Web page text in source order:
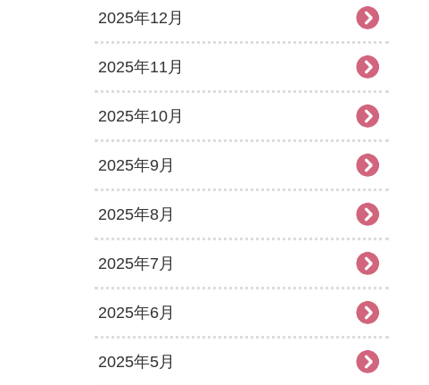
2025年12月
2025年11月
2025年10月
2025年9月
2025年8月
2025年7月
2025年6月
2025年5月